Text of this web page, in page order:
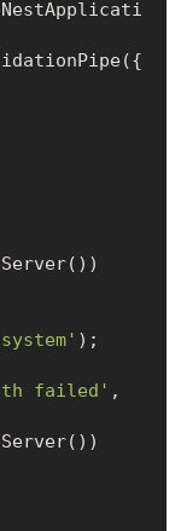
);
failed'